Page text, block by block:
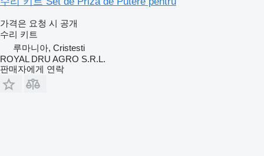
가격은 요청 시 공개
수리 키트
루마니아, Cristesti
ROYAL DRU AGRO S.R.L.
판매자에게 연락